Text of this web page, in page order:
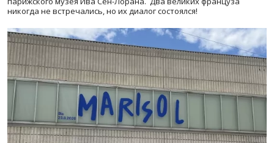
никогда не встречались, но их диалог состоялся!